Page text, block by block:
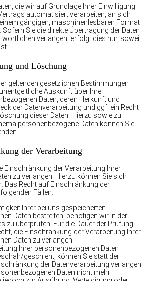
die wir auf Grundlage Ihrer Einwilligung
automatisiert verarbeiten, an sich
gängigen, maschinenlesbaren Format
Sie die direkte Übertragung der Daten
verlangen, erfolgt dies nur, soweit
und Löschung
geltenden gesetzlichen Bestimmungen
Auskunft über Ihre
Daten, deren Herkunft und
der Datenverarbeitung und ggf. ein Recht
dieser Daten. Hierzu sowie zu
personenbezogene Daten können Sie
der Verarbeitung
Einschränkung der Verarbeitung Ihrer
zu verlangen. Hierzu können Sie sich
Das Recht auf Einschränkung der
Fällen:
Ihrer bei uns gespeicherten
Daten bestreiten, benötigen wir in der
zu überprüfen. Für die Dauer der Prüfung
die Einschränkung der Verarbeitung Ihrer
Daten zu verlangen.
Ihrer personenbezogenen Daten
geschieht, können Sie statt der
der Datenverarbeitung verlangen.
Daten nicht mehr